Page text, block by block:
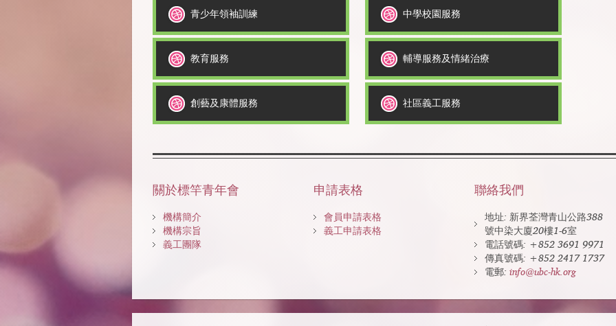
青少年領袖訓練 中學校園服務
教育服務 輔導服務及情緒治療
創藝及康體服務 社區義工服務
關於標竿青年會
機構簡介
機構宗旨
義工團隊
申請表格
會員申請表格
義工申請表格
聯絡我們
地址: 新界荃灣青山公路388
號中染大廈20樓1-6室
電話號碼: +852 3691 9971
傳真號碼: +852 2417 1737
電郵: info@ubc-hk.org